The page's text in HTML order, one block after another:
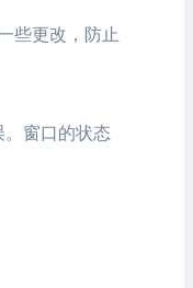
些更改，防止
窗口的状态